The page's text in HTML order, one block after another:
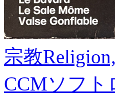
宗教
CCMソフト